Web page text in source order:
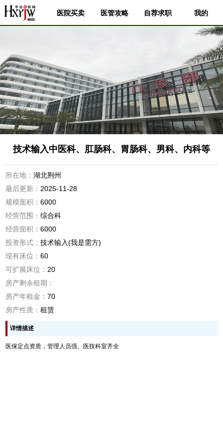
医院买卖 医管攻略 自荐求职 我的
技术输入中医科、肛肠科、胃肠科、男科、内科等
所在地：湖北荆州
最后更新： 2025-11-28
规模面积：6000
经营范围：综合科
经营面积：6000
投资形式：技术输入(我是需方)
现有床位：60
可扩展床位： 20
房产剩余租期：
房产年租金：70
房产性质：租赁
详情描述
医保定点资质，管理人员强、医技科室齐全